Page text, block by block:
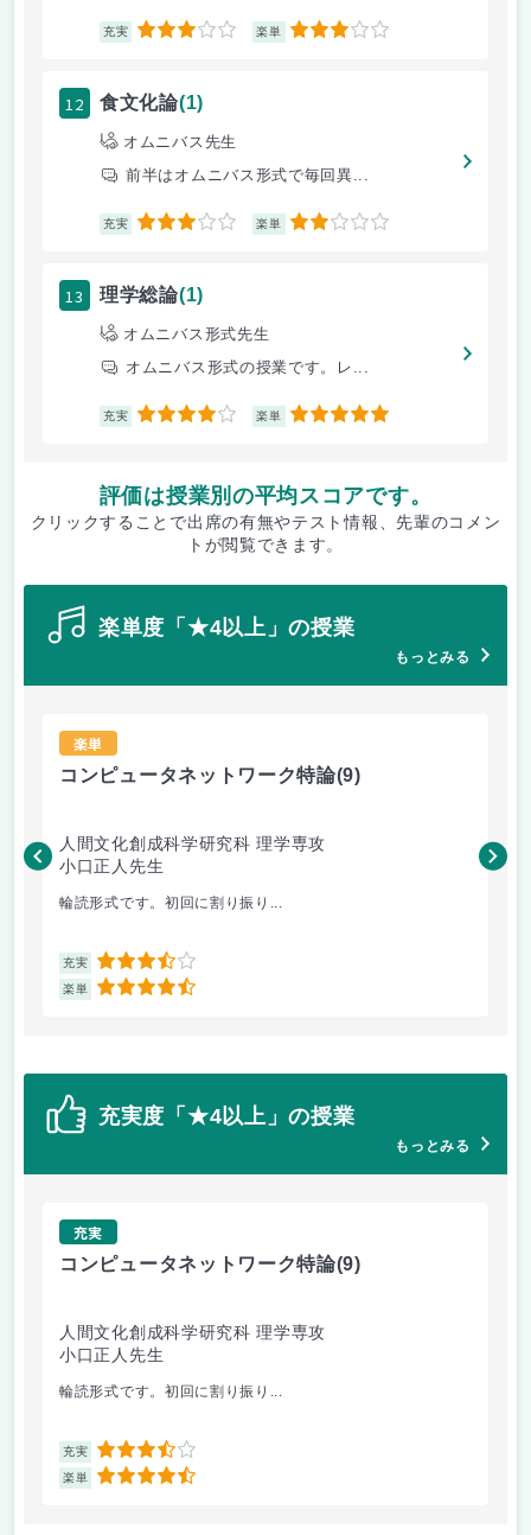
充実 3 楽単 3
12 食文化論(1)
オムニバス先生
前半はオムニバス形式で毎回異...
充実 3 楽単 2
13 理学総論(1)
オムニバス形式先生
オムニバス形式の授業です。レ...
充実 4 楽単 5
評価は授業別の平均スコアです。
クリックすることで出席の有無やテスト情報、先輩のコメン
トが閲覧できます。
楽単度「★4以上」の授業
もっとみる
楽単
コンピュータネットワーク特論(9)
人間文化創成科学研究科 理学専攻
小口正人先生
輪読形式です。初回に割り振り...
充実 3.5
楽単 4.5
森
充実度「★4以上」の授業
もっとみる
充実
コンピュータネットワーク特論(9)
人間文化創成科学研究科 理学専攻
小口正人先生
輪読形式です。初回に割り振り...
充実 3.5
楽単 4.5